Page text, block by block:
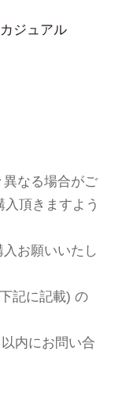
ジュアル
なる場合がご
頂きますよう
お願いいたし
記に記載) の
内にお問い合